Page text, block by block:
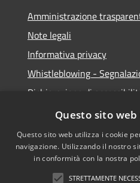
Amministrazione
Note legali
Informativa privacy
Whistleblowing -
Dichiarazione di
Obiettivi di acessibilità
Questo sito
Questo sito web utilizza i cookie
navigazione. Utilizzando il nostro
in conformità con la nostra
STRETTAMENTE